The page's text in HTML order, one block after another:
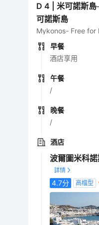
D4
米可諾斯
可諾斯島
Mykonos- Free for
早餐
酒店享用
午餐
/
晚餐
/
酒店
波爾圖米科
4.7分 高檔型